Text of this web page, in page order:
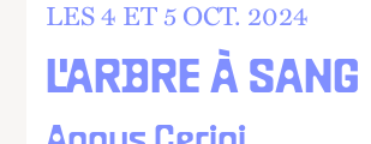
L'ARBRE À SANG
LES 4 ET5OCT. 2024